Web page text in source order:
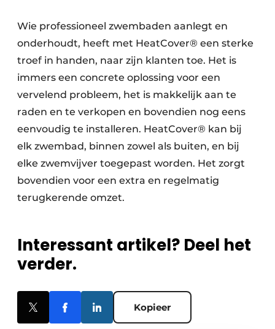
Wie professioneel zwembaden aanlegt en
onderhoudt, heeft met HeatCover® een sterke
troef in handen, naar zijn klanten toe. Het is
immers een concrete oplossing voor een
vervelend probleem, het is makkelijk aan te
raden en te verkopen en bovendien nog eens
eenvoudig te installeren. HeatCover® kan bij
elk zwembad, binnen zowel als buiten, en bij
elke zwemvijver toegepast worden. Het zorgt
bovendien voor een extra en regelmatig
terugkerende omzet.
Interessant artikel? Deel het
verder.
Kopieer